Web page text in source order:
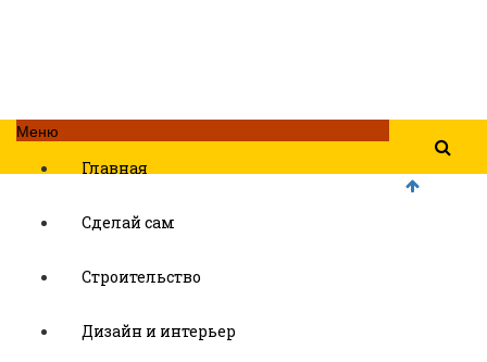
Меню
Главная
Сделай сам
Строительство
Дизайн и интерьер